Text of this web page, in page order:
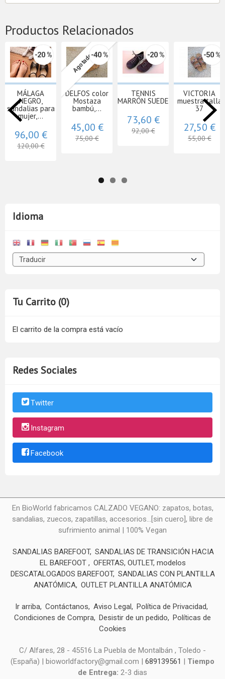
Idioma
Tu Carrito (0)
El carrito de la compra está vacío
Redes Sociales
Twitter
Instagram
Facebook
Productos Relacionados
-20 %
MÁLAGA
NEGRO,
sandalias para
mujer,...
96,00 €
120,00 €
Agotado-40 %
DELFOS color
Mostaza
bambú,...
45,00 €
75,00 €
-20 %
TENNIS
MARRÓN SUEDE
73,60 €
92,00 €
-50 %
VICTORIA
muestra talla
37
27,50 €
55,00 €
En BioWorld fabricamos CALZADO VEGANO: zapatos, botas,
sandalias, zuecos, zapatillas, accesorios...[sin cuero], libre de
sufrimiento animal | 100% Vegan
SANDALIAS BAREFOOT SANDALIAS DE TRANSICIÓN HACIA
EL BAREFOOT
OFERTAS, OUTLET, modelos
DESCATALOGADOS BAREFOOT SANDALIAS CON PLANTILLA
ANATÓMICA OUTLET PLANTILLA ANATÓMICA
Ir arriba Contáctanos Aviso Legal
Política de Privacidad
Condiciones de Compra Desistir de un pedido
Políticas de
Cookies
C/ Alfares, 28 - 45516 La Puebla de Montalbán , Toledo -
(España) | bioworldfactory@gmail.com | 689139561 | Tiempo
de Entrega: 2-3 dias